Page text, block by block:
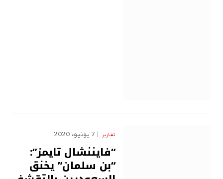
تقارير 7 يونيو، 2020
“فايننشال تايمز”:
“بن سلمان” يخنق